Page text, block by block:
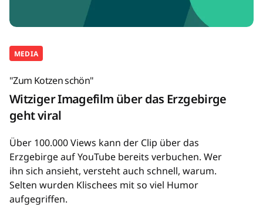
MEDIA
"Zum Kotzen schön"
Witziger Imagefilm über das Erzgebirge
geht viral
Über 100.000 Views kann der Clip über das
Erzgebirge auf YouTube bereits verbuchen. Wer
ihn sich ansieht, versteht auch schnell, warum.
Selten wurden Klischees mit so viel Humor
aufgegriffen.